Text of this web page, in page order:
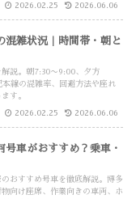
2026.02.25 2026.06.06
混雑状況｜時間帯・朝と
説。朝7:30〜9:00、夕方
線の混雑率、回避方法や座れ
す。
2026.02.25 2026.06.06
号車がおすすめ？乗車・
おすすめ号車を徹底解説。博多
向け座席、作業向きの車両、ホ